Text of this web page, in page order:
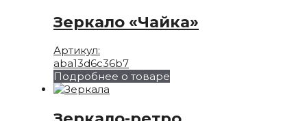
Зеркало «Чайка»
Артикул:
aba13d6c36b7
Подробнее о товаре